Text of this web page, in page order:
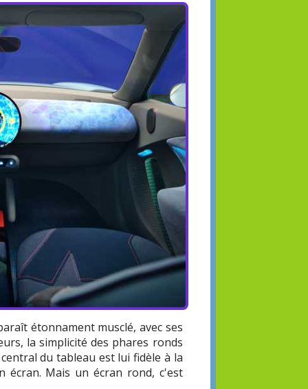
étonnament musclé, avec ses
la simplicité des phares ronds
du tableau est lui fidèle à la
écran. Mais un écran rond, c'est